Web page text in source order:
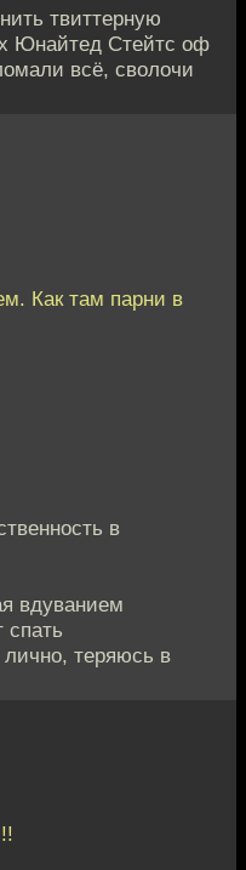
твиттерную
Юнайтед Стейтс оф
всё, сволочи
Как там парни в
в
вдуванием
теряюсь в